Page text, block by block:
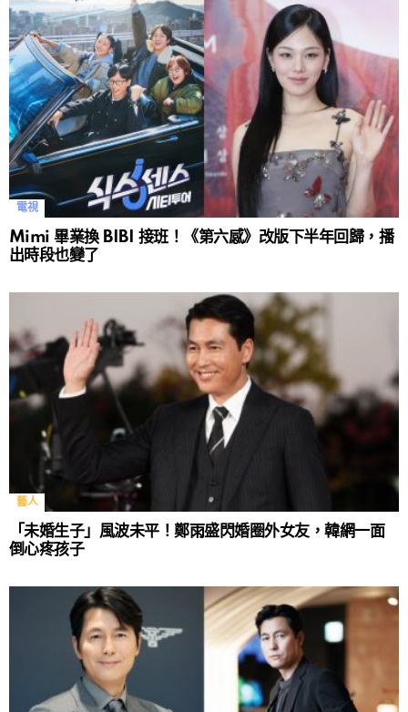
電視
Mimi 畢業換 BIBI 接班！《第六感》改版下半年回歸，播
出時段也變了
藝人
「未婚生子」風波未平！鄭雨盛閃婚圈外女友，韓網一面
倒心疼孩子